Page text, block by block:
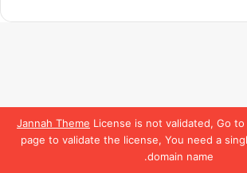
Jannah Theme License is not validated, Go
page to validate the license, You need a
domain name.